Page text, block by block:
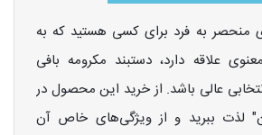
منحصر به فرد برای کسی هستید که به
علاقه دارد، دستبند مکرومه بافی
عالی باشد. از خرید این محصول در
لذت ببرید و از ویژگی‌های خاص آن